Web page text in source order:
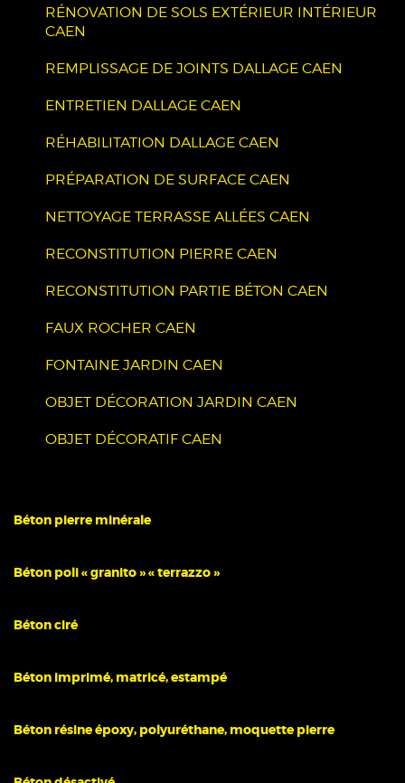
RÉNOVATION DE SOLS EXTÉRIEUR INTÉRIEUR
CAEN
REMPLISSAGE DE JOINTS DALLAGE CAEN
ENTRETIEN DALLAGE CAEN
RÉHABILITATION DALLAGE CAEN
PRÉPARATION DE SURFACE CAEN
NETTOYAGE TERRASSE ALLÉES CAEN
RECONSTITUTION PIERRE CAEN
RECONSTITUTION PARTIE BÉTON CAEN
FAUX ROCHER CAEN
FONTAINE JARDIN CAEN
OBJET DÉCORATION JARDIN CAEN
OBJET DÉCORATIF CAEN
Béton pierre minérale
Béton poli « granito » « terrazzo »
Béton ciré
Béton imprimé, matricé, estampé
Béton résine époxy, polyuréthane, moquette pierre